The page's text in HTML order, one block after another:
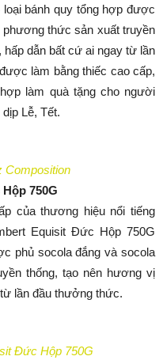
bánh quy tổng hợp được
thức sản xuất truyền
dẫn bất cứ ai ngay từ lần
làm bằng thiếc cao cấp,
làm quà tặng cho người
Lễ, Tết.
Composition
750G
của thương hiệu nổi tiếng
Equisit Đức Hộp 750G
phủ socola đắng và socola
thống, tạo nên hương vị
lần đầu thưởng thức.
Đức Hộp 750G